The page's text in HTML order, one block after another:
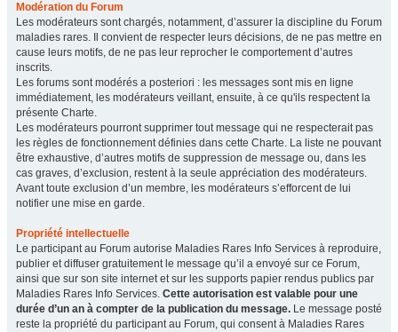
Modération du Forum
Les modérateurs sont chargés, notamment, d’assurer la discipline du Forum
maladies rares. Il convient de respecter leurs décisions, de ne pas mettre en
cause leurs motifs, de ne pas leur reprocher le comportement d’autres
inscrits.
Les forums sont modérés a posteriori : les messages sont mis en ligne
immédiatement, les modérateurs veillant, ensuite, à ce qu'ils respectent la
présente Charte.
Les modérateurs pourront supprimer tout message qui ne respecterait pas
les règles de fonctionnement définies dans cette Charte. La liste ne pouvant
être exhaustive, d’autres motifs de suppression de message ou, dans les
cas graves, d’exclusion, restent à la seule appréciation des modérateurs.
Avant toute exclusion d’un membre, les modérateurs s’efforcent de lui
notifier une mise en garde.
Propriété intellectuelle
Le participant au Forum autorise Maladies Rares Info Services à reproduire,
publier et diffuser gratuitement le message qu’il a envoyé sur ce Forum,
ainsi que sur son site internet et sur les supports papier rendus publics par
Maladies Rares Info Services. Cette autorisation est valable pour une
durée d’un an à compter de la publication du message. Le message posté
reste la propriété du participant au Forum, qui consent à Maladies Rares